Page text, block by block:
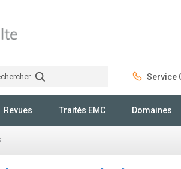
Service
Revues Traités EMC Domaines